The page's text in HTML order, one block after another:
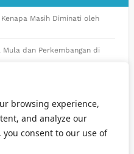
browsing experience,
and analyze our
consent to our use of
Masih Diminati oleh
dan Perkembangan di
Bandingkan dan Temukan
Xtrada secara Teratur
Karburator Sepeda Motor